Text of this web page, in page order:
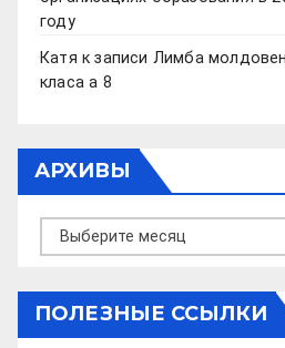
году
Катя к записи Лимба
класа а 8
АРХИВЫ
Архивы
ПОЛЕЗНЫЕ ССЫЛКИ